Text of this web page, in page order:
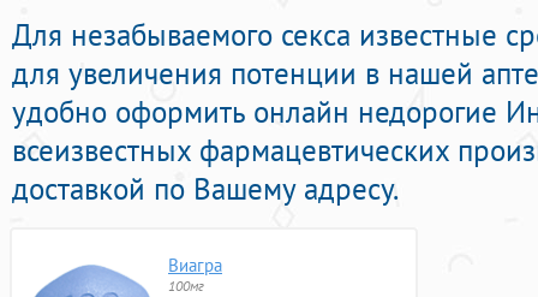
Для незабываемого секса известные
для увеличения потенции в нашей
удобно оформить онлайн недорогие
всеизвестных фармацевтических
доставкой по Вашему адресу.
Виагра
100мг